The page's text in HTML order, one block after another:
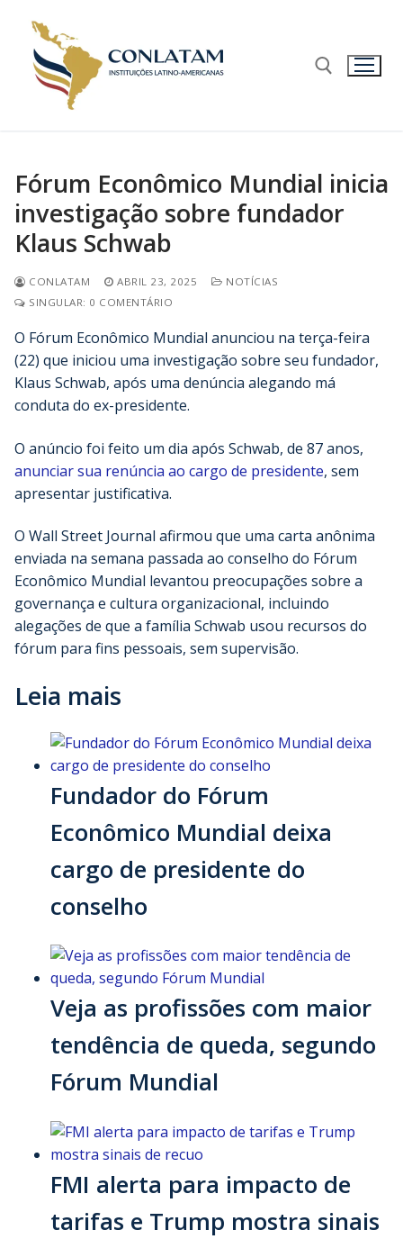
Fórum Econômico Mundial inicia
investigação sobre fundador
Klaus Schwab
CONLATAM ABRIL 23, 2025
NOTÍCIAS
SINGULAR: 0 COMENTÁRIO
O Fórum Econômico Mundial anunciou na terça-feira
(22) que iniciou uma investigação sobre seu fundador,
Klaus Schwab, após uma denúncia alegando má
conduta do ex-presidente.
O anúncio foi feito um dia após Schwab, de 87 anos,
anunciar sua renúncia ao cargo de presidente, sem
apresentar justificativa.
O Wall Street Journal afirmou que uma carta anônima
enviada na semana passada ao conselho do Fórum
Econômico Mundial levantou preocupações sobre a
governança e cultura organizacional, incluindo
alegações de que a família Schwab usou recursos do
fórum para fins pessoais, sem supervisão.
Leia mais
Fundador do Fórum
Econômico Mundial deixa
cargo de presidente do
conselho
Veja as profissões com maior
tendência de queda, segundo
Fórum Mundial
FMI alerta para impacto de
tarifas e Trump mostra sinais